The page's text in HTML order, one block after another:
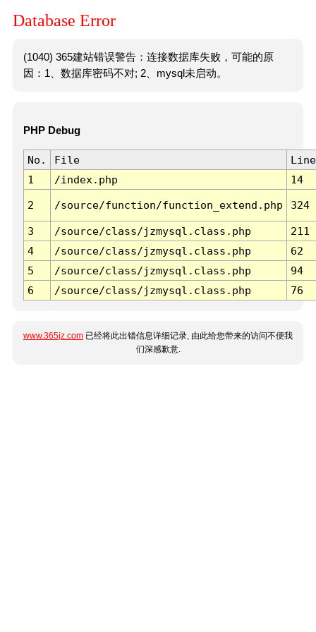
Database Error
(1040) 365建站错误警告：连接数据库失败，可能的原
因：1、数据库密码不对; 2、mysql未启动。
PHP Debug
No. File
Line
1
/index.php 14
2 /source/function/function_extend.php 324
3 /source/class/jzmysql.class.php
211
4
/source/class/jzmysql.class.php
62
5
/source/class/jzmysql.class.php
94
6
/source/class/jzmysql.class.php 76
www.365jz.com 已经将此出错信息详细记录, 由此给您带来的访问不便我
们深感歉意.